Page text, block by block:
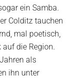
ein Samba.
Colditz tauchen
mal poetisch,
die Region.
als
ihn unter